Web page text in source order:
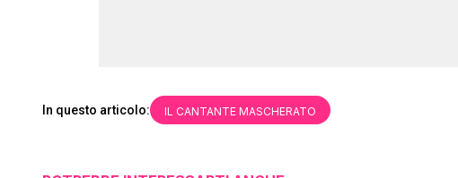
In questo articolo: IL CANTANTE MASCHERATO